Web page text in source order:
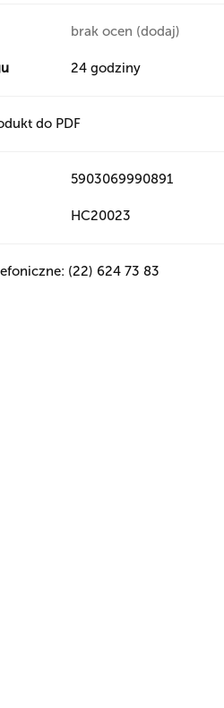
brak ocen (dodaj)
24 godziny
do PDF
5903069990891
HC20023
(22) 624 73 83